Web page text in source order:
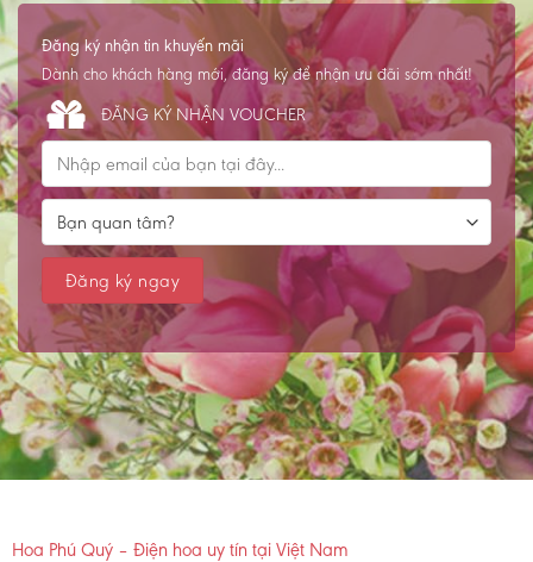
Đăng ký nhận tin khuyến mãi
Dành cho khách hàng mới, đăng ký để nhận ưu đãi sớm nhất!
ĐĂNG KÝ NHẬN VOUCHER
Hoa Phú Quý – Điện hoa uy tín tại Việt Nam